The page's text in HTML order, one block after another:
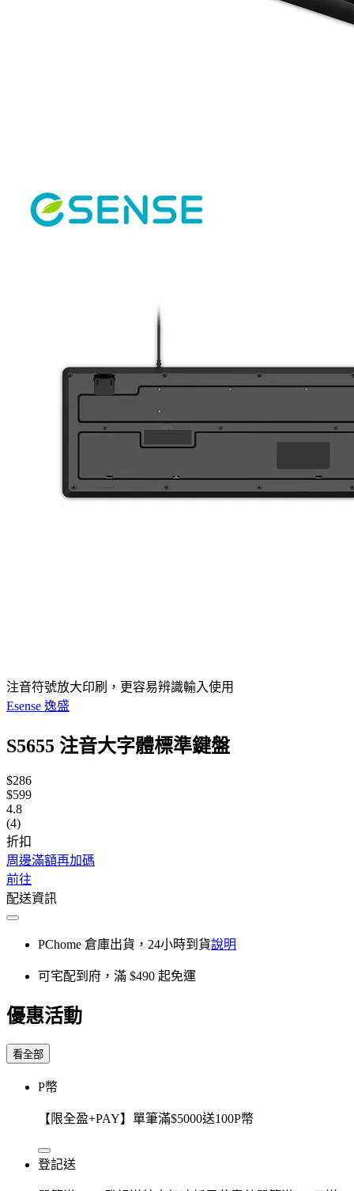
注音符號放大印刷，更容易辨識輸入使用
Esense 逸盛
S5655 注音大字體標準鍵盤
$286
$599
4.8
(4)
折扣
周邊滿額再加碼
前往
配送資訊
PChome 倉庫出貨，24小時到貨說明
可宅配到府，滿 $490 起免運
優惠活動
看全部
P幣
【限全盈+PAY】單筆滿$5000送100P幣
登記送